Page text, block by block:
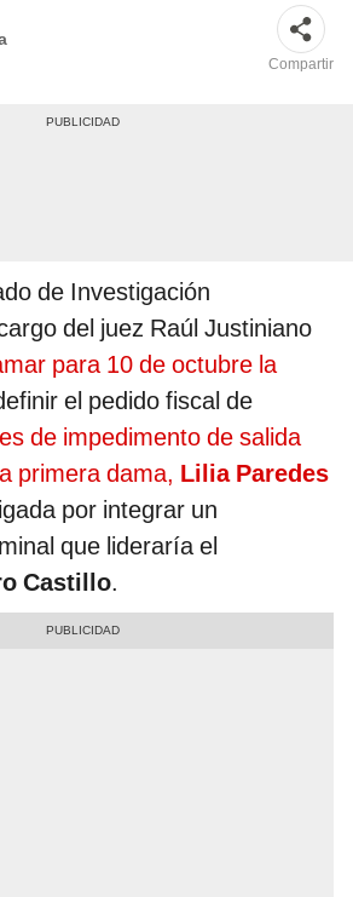
Compartir
de Investigación
del juez Raúl Justiniano
para 10 de octubre la
el pedido fiscal de
de impedimento de salida
primera dama, Lilia Paredes
por integrar un
que lideraría el
Castillo.